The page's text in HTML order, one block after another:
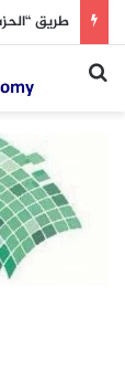
طريق
بحث عن